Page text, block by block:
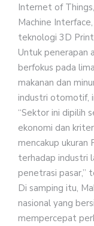
Internet of
Machine
teknologi 3D
Untuk penerapan
berfokus pada
makanan dan
industri otomotif,
“Sektor ini dipilih
ekonomi dan
mencakup ukuran
terhadap industri
penetrasi pasar,”
Di samping itu,
nasional yang
mempercepat